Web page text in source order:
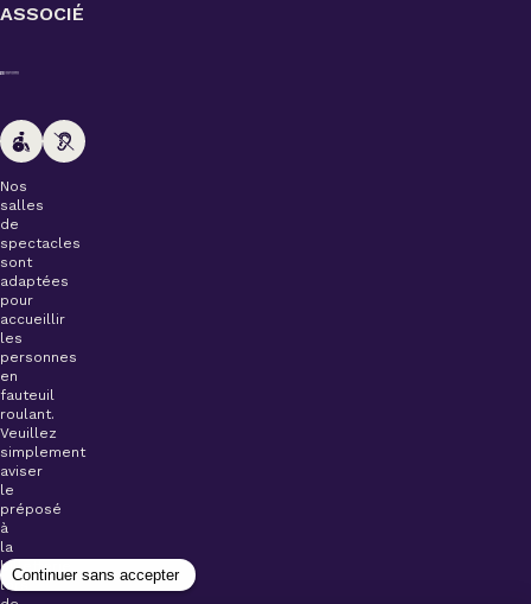
ASSOCIÉ
Nos
salles
de
spectacles
sont
adaptées
pour
accueillir
les
personnes
en
fauteuil
roulant.
Veuillez
simplement
aviser
le
préposé
à
la
billetterie
lors